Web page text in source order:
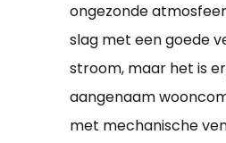
ongezonde
slag met een goede
stroom, maar het is
aangenaam
met mechanische